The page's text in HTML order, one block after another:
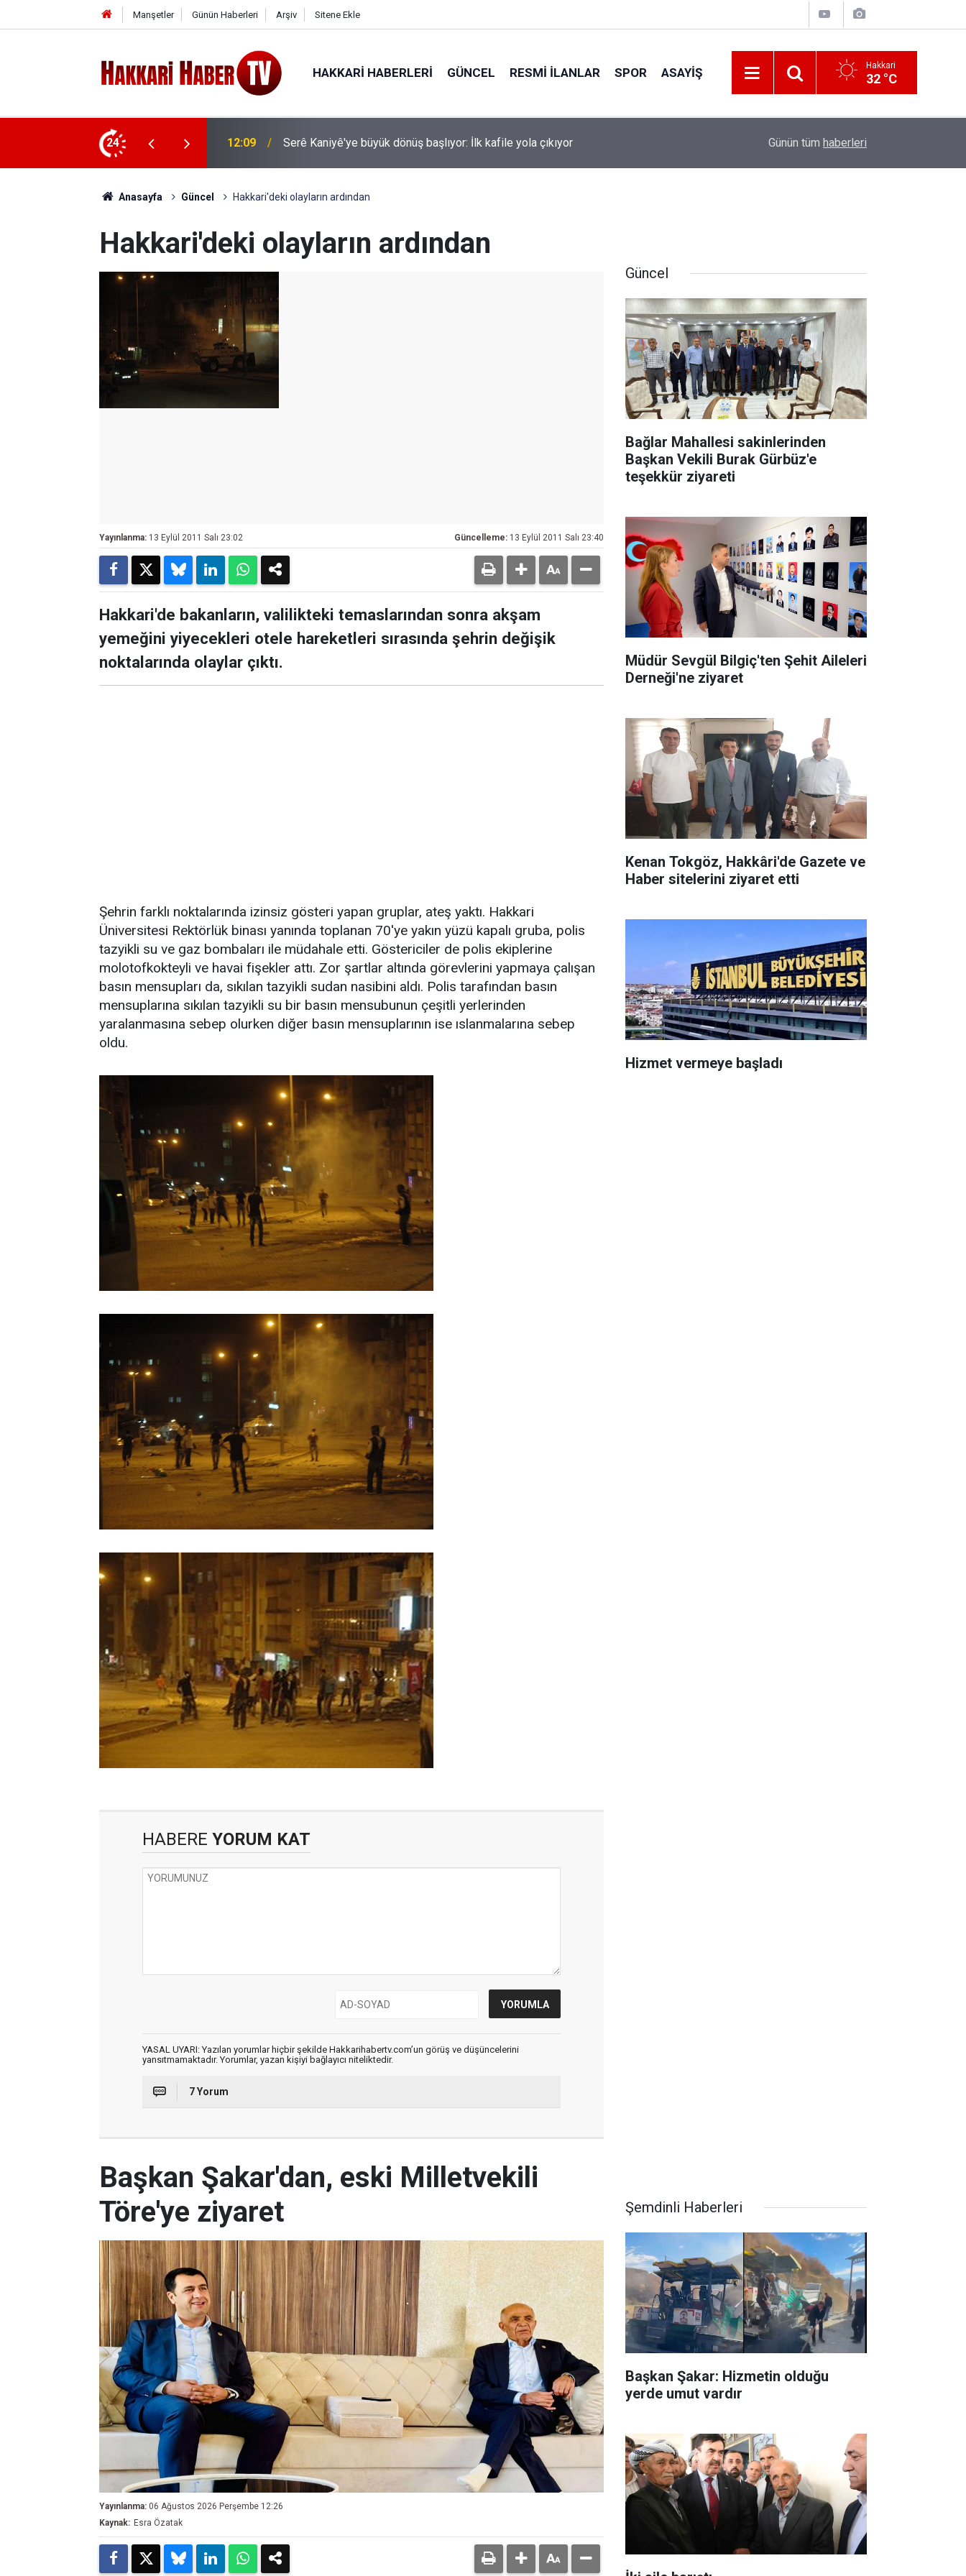
Manşetler Günün Haberleri Arşiv Sitene Ekle
HAKKARI HABERLERI GÜNCEL RESMI İLANLAR SPOR ASAYIŞ Hakkari
32 °C
24
İlk kafile yola çıkıyor 11:35 AK Parti Hakkâri Teşkilatı Esendere'de kadınlarla buluştu Hakkâri'de Gençlere AFAD'dan Afet Bilinci ve
Günün tüm haberleri
Anasayfa Güncel Hakkari'deki olayların ardından
Hakkari'deki olayların ardından
Yayınlanma: 13 Eylül 2011 Salı 23:02 Güncelleme: 13 Eylül 2011 Salı 23:40
Hakkari'de bakanların, valilikteki temaslarından sonra akşam
yemeğini yiyecekleri otele hareketleri sırasında şehrin değişik
noktalarında olaylar çıktı.
Şehrin farklı noktalarında izinsiz gösteri yapan gruplar, ateş yaktı. Hakkari
Üniversitesi Rektörlük binası yanında toplanan 70'ye yakın yüzü kapalı gruba, polis
tazyikli su ve gaz bombaları ile müdahale etti. Göstericiler de polis ekiplerine
molotofkokteyli ve havai fişekler attı. Zor şartlar altında görevlerini yapmaya çalışan
basın mensupları da, sıkılan tazyikli sudan nasibini aldı. Polis tarafından basın
mensuplarına sıkılan tazyikli su bir basın mensubunun çeşitli yerlerinden
yaralanmasına sebep olurken diğer basın mensuplarının ise ıslanmalarına sebep
oldu.
HABERE YORUM KAT
YASAL UYARI: Yazılan yorumlar hiçbir şekilde Hakkarihabertv.com’un görüş ve düşüncelerini
yansıtmamaktadır. Yorumlar, yazan kişiyi bağlayıcı niteliktedir.
7 Yorum
Güncel
Bağlar Mahallesi sakinlerinden
Başkan Vekili Burak Gürbüz'e
teşekkür ziyareti
Müdür Sevgül Bilgiç'ten Şehit Aileleri
Derneği'ne ziyaret
Kenan Tokgöz, Hakkâri'de Gazete ve
Haber sitelerini ziyaret etti
Hizmet vermeye başladı
Başkan Şakar'dan, eski Milletvekili
Töre'ye ziyaret
Yayınlanma: 06 Ağustos 2026 Perşembe 12:26
Kaynak: Esra Özatak
Şemdinli Haberleri
Başkan Şakar: Hizmetin olduğu
yerde umut vardır